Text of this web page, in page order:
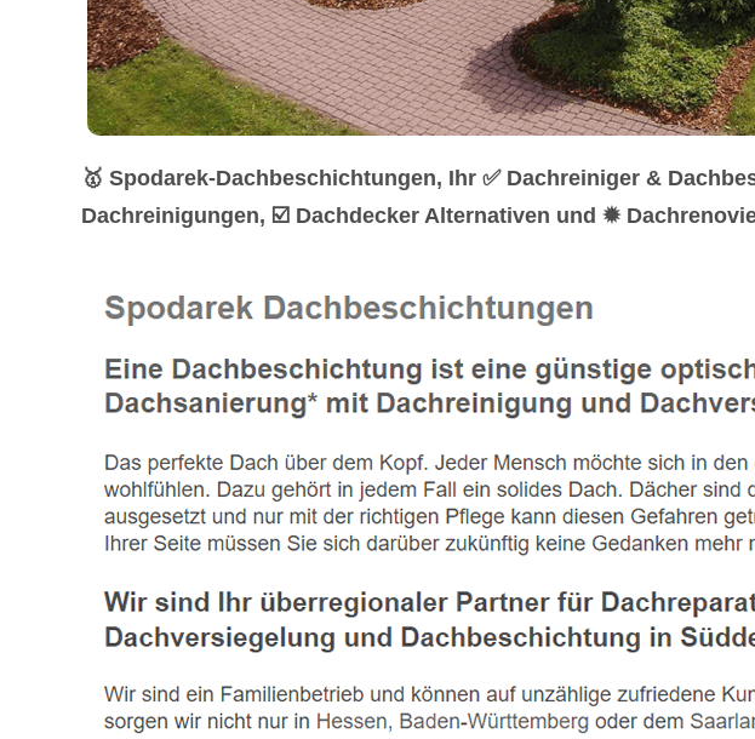
🥇 Spodarek-Dachbeschichtungen, Ihr ✅ Dachreiniger &
Dachreinigungen, ☑️ Dachdecker Alternativen und ✹